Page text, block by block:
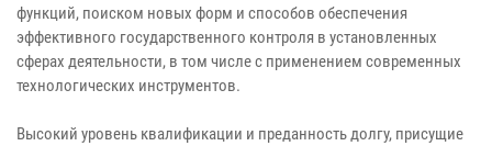
функций, поиском новых форм и способов обеспечения
эффективного государственного контроля в установленных
сферах деятельности, в том числе с применением современных
технологических инструментов.
Высокий уровень квалификации и преданность долгу, присущие